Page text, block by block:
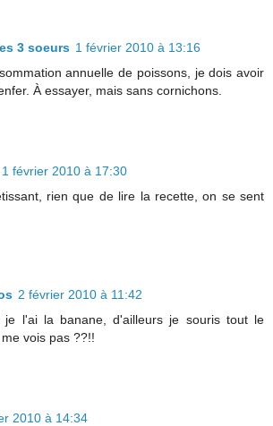
3 soeurs 1 février 2010 à 13:16
annuelle de poissons, je dois avoir
À essayer, mais sans cornichons.
1 février 2010 à 17:30
rien que de lire la recette, on se sent
2 février 2010 à 11:42
je l'ai la banane, d'ailleurs je souris tout le
vois pas ??!!
2010 à 14:34